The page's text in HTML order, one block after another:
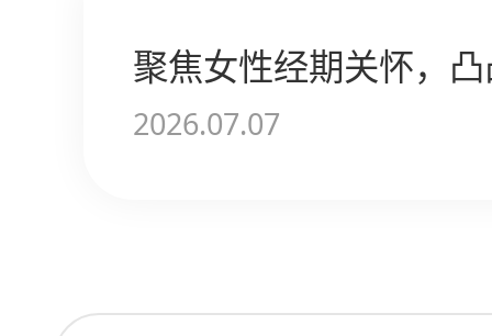
2026.07.07